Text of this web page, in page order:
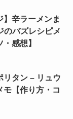
】辛ラーメンま
のバズレシピメ
感想】
リタン – リュウ
モ【作り方・コ